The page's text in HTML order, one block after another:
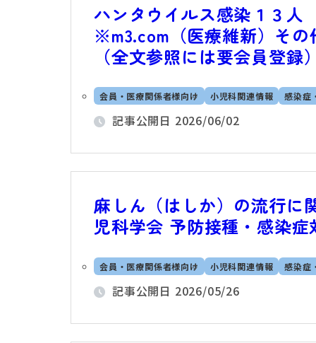
ハンタウイルス感染１３
※m3.com（医療維新）そ
（全文参照には要会員登録
会員・医療関係者様向け 小児科関連情報 感染症
記事公開日 2026/06/02
麻しん（はしか）の流行に
児科学会 予防接種・感染
会員・医療関係者様向け 小児科関連情報 感染症
記事公開日 2026/05/26